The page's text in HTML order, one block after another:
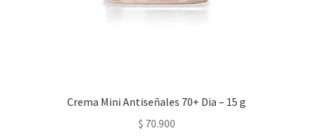
Crema Mini Antiseñales 70+ Dia – 15 g
$ 70.900